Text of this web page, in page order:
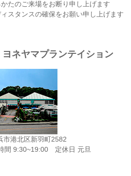
たのご来場をお断り申し上げます
スタンスの確保をお願い申し上げます
ネヤマプランテイション
港北区新羽町2582
間 9:30~19:00 定休日 元旦